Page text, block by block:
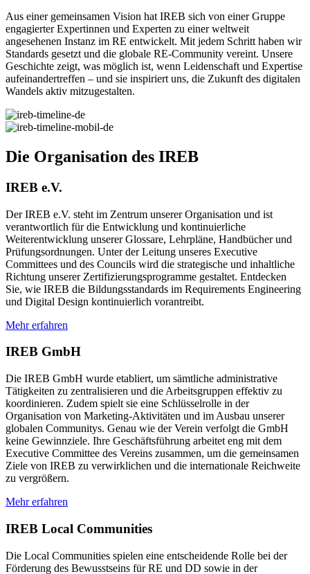
Aus einer gemeinsamen Vision hat IREB sich von einer Gruppe
engagierter Expertinnen und Experten zu einer weltweit
angesehenen Instanz im RE entwickelt. Mit jedem Schritt haben wir
Standards gesetzt und die globale RE-Community vereint. Unsere
Geschichte zeigt, was möglich ist, wenn Leidenschaft und Expertise
aufeinandertreffen – und sie inspiriert uns, die Zukunft des digitalen
Wandels aktiv mitzugestalten.
Die Organisation des IREB
IREB e.V.
Der IREB e.V. steht im Zentrum unserer Organisation und ist
verantwortlich für die Entwicklung und kontinuierliche
Weiterentwicklung unserer Glossare, Lehrpläne, Handbücher und
Prüfungsordnungen. Unter der Leitung unseres Executive
Committees und des Councils wird die strategische und inhaltliche
Richtung unserer Zertifizierungsprogramme gestaltet. Entdecken
Sie, wie IREB die Bildungsstandards im Requirements Engineering
und Digital Design kontinuierlich vorantreibt.
Mehr erfahren
IREB GmbH
Die IREB GmbH wurde etabliert, um sämtliche administrative
Tätigkeiten zu zentralisieren und die Arbeitsgruppen effektiv zu
koordinieren. Zudem spielt sie eine Schlüsselrolle in der
Organisation von Marketing-Aktivitäten und im Ausbau unserer
globalen Communitys. Genau wie der Verein verfolgt die GmbH
keine Gewinnziele. Ihre Geschäftsführung arbeitet eng mit dem
Executive Committee des Vereins zusammen, um die gemeinsamen
Ziele von IREB zu verwirklichen und die internationale Reichweite
zu vergrößern.
Mehr erfahren
IREB Local Communities
Die Local Communities spielen eine entscheidende Rolle bei der
Förderung des Bewusstseins für RE und DD sowie in der